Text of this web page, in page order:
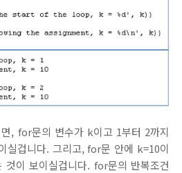
, for문의 변수가 k이고 1부터 2까지
실겁니다. 그리고, for문 안에 k=10이
것이 보이실겁니다. for문의 반복조건